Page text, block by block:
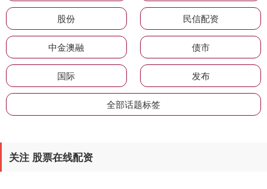
股份 民信配资
中金澳融 债市
国际 发布
全部话题标签
关注 股票在线配资